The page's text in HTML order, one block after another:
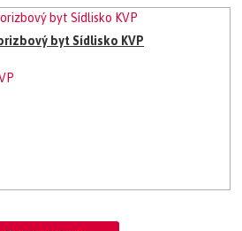
byt Sídlisko KVP